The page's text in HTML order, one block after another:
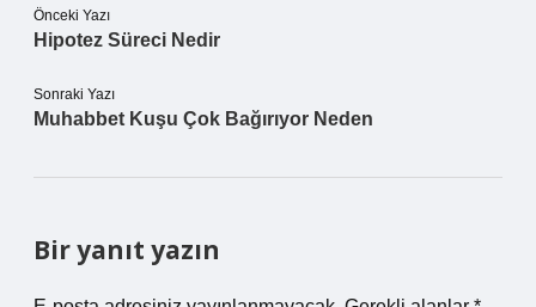
Önceki Yazı
Hipotez Süreci Nedir
Sonraki Yazı
Muhabbet Kuşu Çok Bağırıyor Neden
Bir yanıt yazın